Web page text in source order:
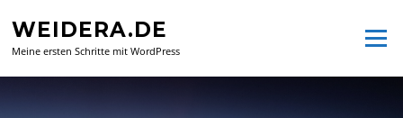
Inhalt
springen
WEIDERA.DE
Meine ersten Schritte mit WordPress
Menü